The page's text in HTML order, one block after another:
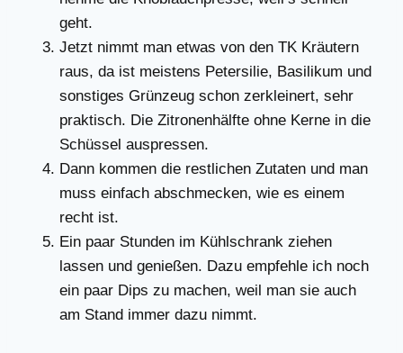
geht.
Jetzt nimmt man etwas von den TK Kräutern
raus, da ist meistens Petersilie, Basilikum und
sonstiges Grünzeug schon zerkleinert, sehr
praktisch. Die Zitronenhälfte ohne Kerne in die
Schüssel auspressen.
Dann kommen die restlichen Zutaten und man
muss einfach abschmecken, wie es einem
recht ist.
Ein paar Stunden im Kühlschrank ziehen
lassen und genießen. Dazu empfehle ich noch
ein paar Dips zu machen, weil man sie auch
am Stand immer dazu nimmt.